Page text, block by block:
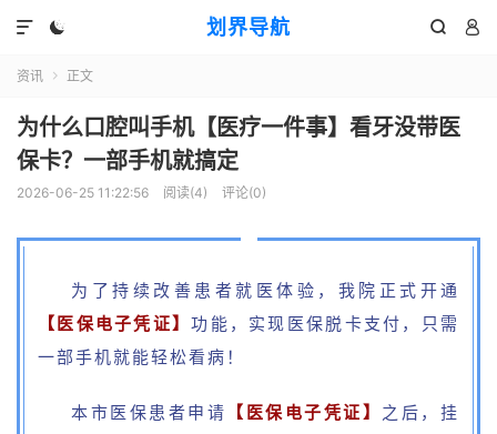
划界导航
  

资讯  正文
为什么口腔叫手机【医疗一件事】看牙没带医
保卡？一部手机就搞定
2026-06-25 11:22:56 阅读(4) 评论(0)
为了持续改善患者就医体验，我院正式开通
【医保电子凭证】功能，实现医保脱卡支付，只需
一部手机就能轻松看病！
本市医保患者申请 【医保电子凭证】 之后，挂